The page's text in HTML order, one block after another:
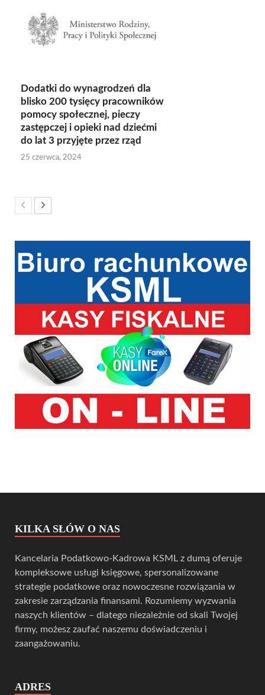
Dodatki do wynagrodzeń dla
blisko 200 tysięcy pracowników
pomocy społecznej, pieczy
zastępczej i opieki nad dziećmi
do lat 3 przyjęte przez rząd
25 czerwca, 2024
KILKA SŁÓW O NAS
Kancelaria Podatkowo-Kadrowa KSML z dumą oferuje
kompleksowe usługi księgowe, spersonalizowane
strategie podatkowe oraz nowoczesne rozwiązania w
zakresie zarządzania finansami. Rozumiemy wyzwania
naszych klientów – dlatego niezależnie od skali Twojej
firmy, możesz zaufać naszemu doświadczeniu i
zaangażowaniu.
ADRES